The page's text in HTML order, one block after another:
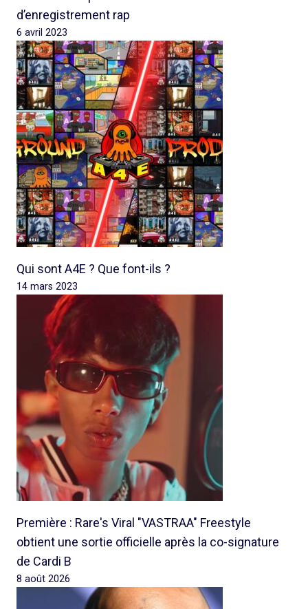
d’enregistrement rap
6 avril 2023
Qui sont A4E ? Que font-ils ?
14 mars 2023
Première : Rare's Viral "VASTRAA" Freestyle
obtient une sortie officielle après la co-signature
de Cardi B
8 août 2026